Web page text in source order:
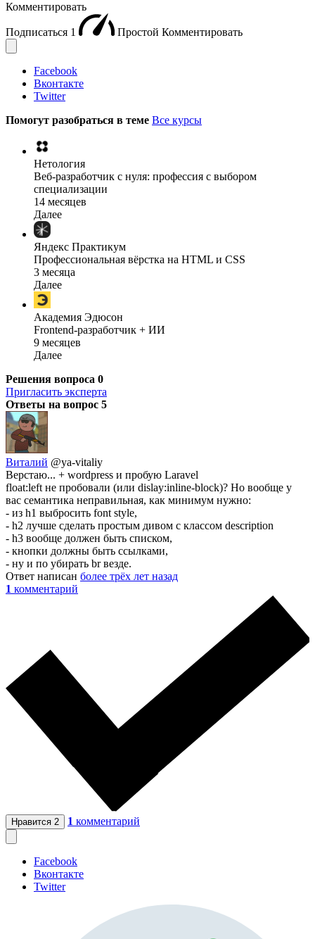
Комментировать
Подписаться 1 Простой Комментировать
Facebook
Вконтакте
Twitter
Помогут разобраться в теме Все курсы
Нетология
Веб-разработчик с нуля: профессия с выбором
специализации
14 месяцев
Далее
Яндекс Практикум
Профессиональная вёрстка на HTML и CSS
3 месяца
Далее
Академия Эдюсон
Frontend-разработчик + ИИ
9 месяцев
Далее
Решения вопроса 0
Пригласить эксперта
Ответы на вопрос 5
Виталий @ya-vitaliy
Верстаю... + wordpress и пробую Laravel
float:left не пробовали (или dislay:inline-block)? Но вообще у
вас семантика неправильная, как минимум нужно:
- из h1 выбросить font style,
- h2 лучше сделать простым дивом с классом description
- h3 вообще должен быть списком,
- кнопки должны быть ссылками,
- ну и по убирать br везде.
Ответ написан более трёх лет назад
1 комментарий
Нравится 2 1 комментарий
Facebook
Вконтакте
Twitter